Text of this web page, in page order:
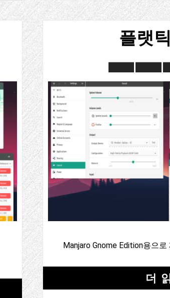
플랫
Manjaro Gnome Edition용으
더